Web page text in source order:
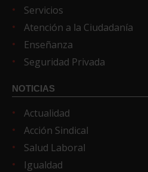
Servicios
Atención a la Ciudadanía
Enseñanza
Seguridad Privada
NOTICIAS
Actualidad
Acción Sindical
Salud Laboral
Igualdad